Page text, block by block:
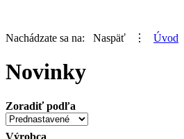
Nachádzate sa na: Naspäť ⋮ Úvod
Novinky
Zoradiť podľa
Výrobca